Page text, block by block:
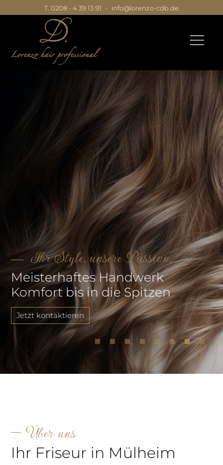
|
|
|
T. 0208 - 4 39 13 91 • info@lorenzo-cdb.de
Ihr Style, unsere Passion.
Meisterhaftes Handwerk
Komfort bis in die Spitzen
Jetzt kontaktieren
Über uns
Ihr Friseur in Mülheim